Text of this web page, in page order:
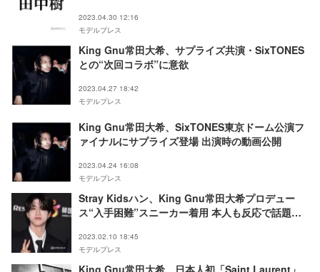
2023.04.30 12:16
モデルプレス
King Gnu常田大希、サプライズ共演・SixTONES
との“次回コラボ”に意欲
2023.04.27 18:42
モデルプレス
King Gnu常田大希、SixTONES東京ドーム公演フ
ァイナルにサプライズ登場 出演時の動画公開
2023.04.24 16:08
モデルプレス
Stray Kidsハン、King Gnu常田大希プロデュー
ス“入手困難”スニーカー着用 本人も反応で話題に
2023.02.10 18:45
モデルプレス
King Gnu常田大希、日本人初「Saint Laurent」